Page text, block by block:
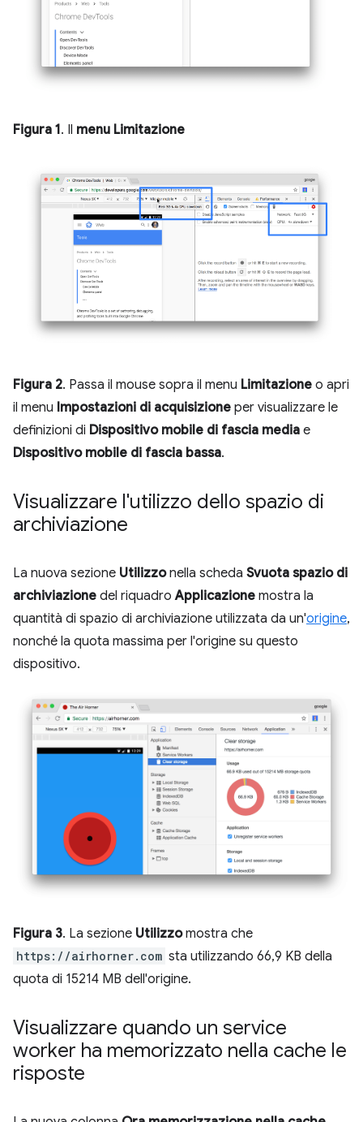
Figura 1. Il menu Limitazione
Figura 2. Passa il mouse sopra il menu Limitazione o apri
il menu Impostazioni di acquisizione per visualizzare le
definizioni di Dispositivo mobile di fascia media e
Dispositivo mobile di fascia bassa.
Visualizzare l'utilizzo dello spazio di
archiviazione
La nuova sezione Utilizzonella scheda Svuota spazio di
archiviazione del riquadroApplicazione mostra la
quantità di spazio di archiviazione utilizzata da un'origine,
nonché la quota massima per l'origine su questo
dispositivo.
Figura 3. La sezione Utilizzomostra che
https://airhorner.com sta utilizzando 66,9 KB della
quota di 15214 MB dell'origine.
Visualizzare quando un service
worker ha memorizzato nella cache le
risposte